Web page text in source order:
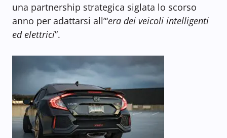
una partnership strategica siglata lo scorso
anno per adattarsi all’“era dei veicoli intelligenti
ed elettrici”.